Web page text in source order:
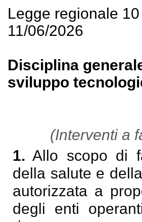
Legge regionale
11/06/2026
Disciplina
sviluppo
(Interventi a
1. Allo scopo di
della salute e
autorizzata a
degli enti